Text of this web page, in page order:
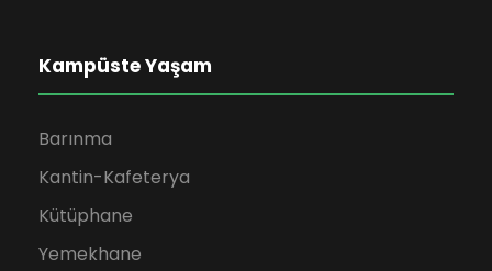
Kampüste Yaşam
Barınma
Kantin-Kafeterya
Kütüphane
Yemekhane